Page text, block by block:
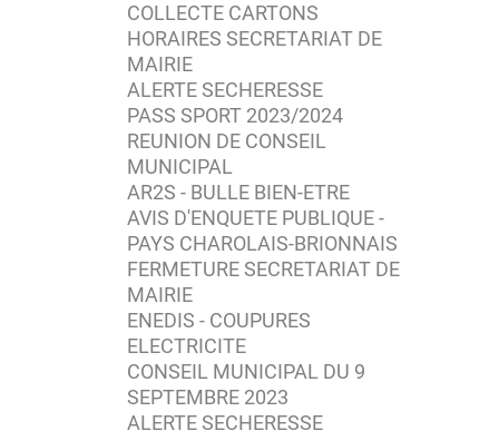
COLLECTE CARTONS
HORAIRES SECRETARIAT DE
MAIRIE
ALERTE SECHERESSE
PASS SPORT 2023/2024
REUNION DE CONSEIL
MUNICIPAL
AR2S - BULLE BIEN-ETRE
AVIS D'ENQUETE PUBLIQUE -
PAYS CHAROLAIS-BRIONNAIS
FERMETURE SECRETARIAT DE
MAIRIE
ENEDIS - COUPURES
ELECTRICITE
CONSEIL MUNICIPAL DU 9
SEPTEMBRE 2023
ALERTE SECHERESSE